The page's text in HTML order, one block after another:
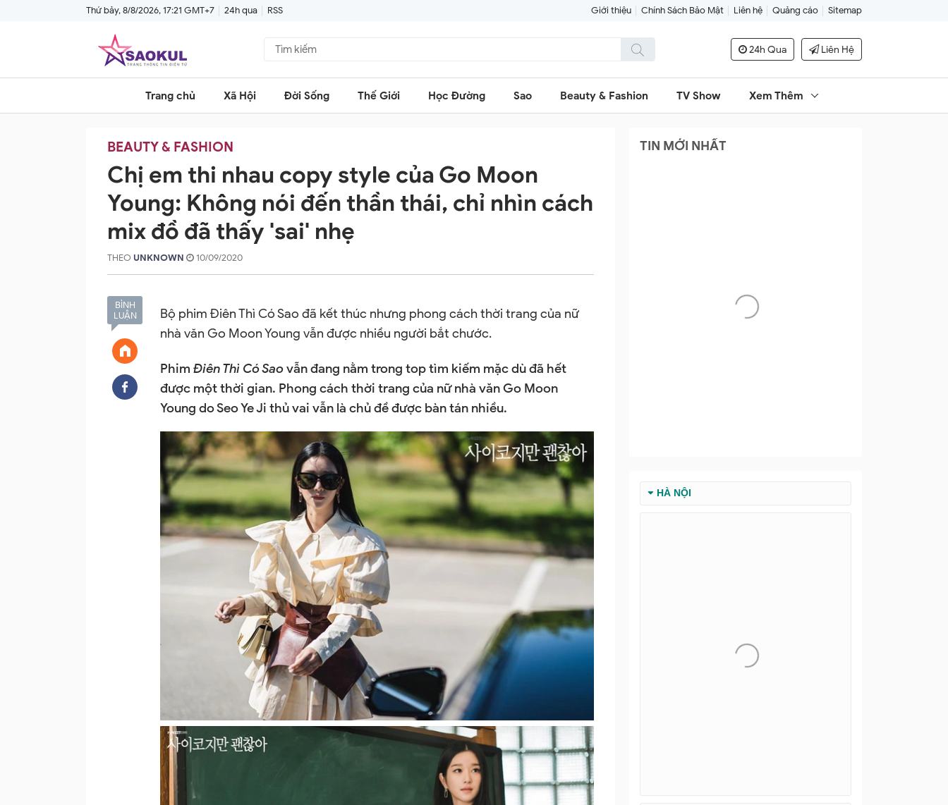
Thứ bảy, 8/8/2026, 17:21 GMT+7 24h qua RSS Giới thiệu Chính Sách Bảo Mật Liên hệ Quảng cáo Sitemap
24h Qua Liên Hệ
Trang chủ Xã Hội Đời Sống Thế Giới Học Đường Sao Beauty & Fashion TV Show Xem Thêm
BEAUTY & FASHION
Chị em thi nhau copy style của Go Moon
Young: Không nói đến thần thái, chỉ nhìn cách
mix đồ đã thấy 'sai' nhẹ
THEO UNKNOWN 10/09/2020
BÌNH
LUẬN
Bộ phim Điên Thì Có Sao đã kết thúc nhưng phong cách thời trang của nữ
nhà văn Go Moon Young vẫn được nhiều người bắt chước.
Phim Điên Thì Có Saovẫn đang nằm trong top tìm kiếm mặc dù đã hết
được một thời gian. Phong cách thời trang của nữ nhà văn Go Moon
Young do Seo Ye Ji thủ vai vẫn là chủ đề được bàn tán nhiều.
TIN MỚI NHẤT
HÀ NỘI